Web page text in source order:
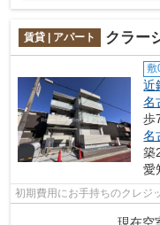
賃貸 | アパート クラー
敷
近
名
歩
名
築
愛
初期費用にお手持ちのクレジ
現在空